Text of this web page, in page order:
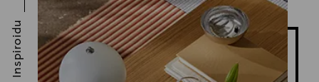
Inspiroidu